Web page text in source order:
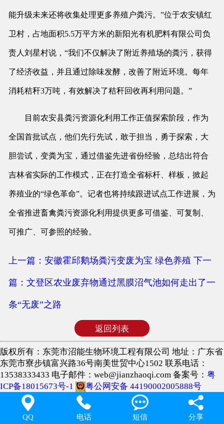
能升级未来还将收集处理更多养殖户粪污。”位于农安镇红
卫村，占地面积5.5万平方米的新阳光有机肥料有限公司负
责人刘星村说，“我们不仅解决了附近养殖场的粪污，获得
了经济收益，并且通过除味发酵，改善了附近环境。每年
消耗秸秆3万吨，有效解决了秸秆回收再利用问题。”
目前农安县粪污资源化利用工作正值探索阶段，作为
全国首批试点，他们先行先试，敢于担当，勇于探索，大
胆尝试，变粪为宝，通过借鉴先进省份经验，总结出符合
吉林省实际的工作模式，正在打造全省标杆、样板，掀起
养殖业的“绿色革命”。记者也将持续跟进试点工作进展，为
全省推进畜禽粪污资源化利用提供更多可借鉴、可复制、
可推广、可参照的经验。
上一篇：安徽霍邱鹅场粪污变废为宝 绿色养殖 下一
篇：文登区农业废弃物通过黑膜沼气池如何走出了一
条“无废”之路
返回列表
版权所有：东莞市沼能生物环境工程有限公司 地址：广东省
东莞市寮步镇富兴路36号南美世贸中心1502 联系电话：
13538333433 电子邮件：web@jianzhaoqi.com 备案号： 粤
ICP备18015673号-1
粤公网安备 44190002005888号

QQ

电话

短信

分享